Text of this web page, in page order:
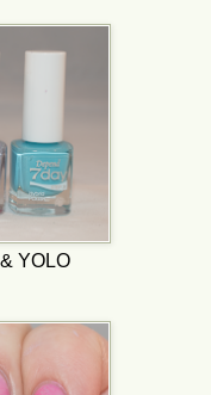
YOLO